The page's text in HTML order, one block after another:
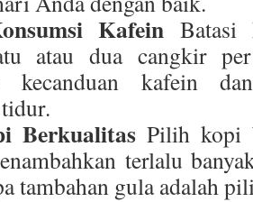
Kafein Batasi
atau dua cangkir
kecanduan kafein
Berkualitas Pilih kopi
terlalu
tambahan gula adalah